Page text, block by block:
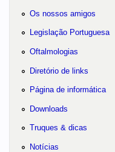
Os nossos amigos
Legislação Portuguesa
Oftalmologias
Diretório de links
Página de informática
Downloads
Truques & dicas
Notícias